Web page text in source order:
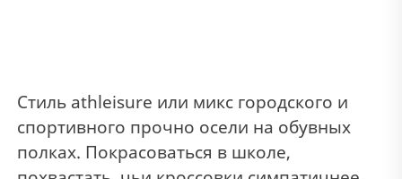
Стиль athleisure или микс городского и
спортивного прочно осели на обувных
полках. Покрасоваться в школе,